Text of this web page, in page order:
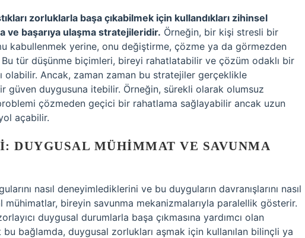
zorluklarla başa çıkabilmek için kullandıkları zihinsel
ve başarıya ulaşma stratejileridir. Örneğin, bir kişi stresli bir
kabullenmek yerine, onu değiştirme, çözme ya da görmezden
tür düşünme biçimleri, bireyi rahatlatabilir ve çözüm odaklı bir
olabilir. Ancak, zaman zaman bu stratejiler gerçeklikle
güven duygusuna itebilir. Örneğin, sürekli olarak olumsuz
çözmeden geçici bir rahatlama sağlayabilir ancak uzun
açabilir.
DUYGUSAL MÜHIMMAT VE SAVUNMA
nasıl deneyimlediklerini ve bu duyguların davranışlarını nasıl
mühimatlar, bireyin savunma mekanizmalarıyla paralellik gösterir.
duygusal durumlarla başa çıkmasına yardımcı olan
bağlamda, duygusal zorlukları aşmak için kullanılan bilinçli ya